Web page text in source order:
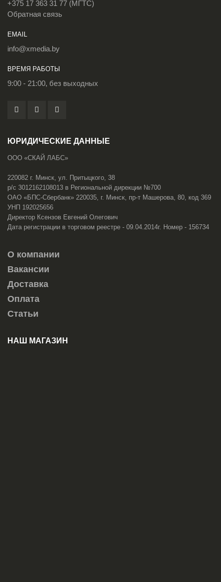
+375 17 363 31 77 (МГТС)
Обратная связь
EMAIL
info@xmedia.by
ВРЕМЯ РАБОТЫ
9:00 - 21:00, без выходных
ЮРИДИЧЕСКИЕ ДАННЫЕ
ООО «СКАЙ ЛАБС»
220082 г. Минск, ул. Притыцкого, 38
р/с 3012162108013 в Региональной дирекции №700
ОАО «БПС-Сбербанк» 220035, г. Минск, пр-т Машерова, 80, код 369
УНП 192025656
Директор Ксензов Евгений Олегович
Дата регистрации в торговом реестре - 09.04.2014г. Номер - 156734
О компании
Вакансии
Доставка
Оплата
Статьи
НАШ МАГАЗИН